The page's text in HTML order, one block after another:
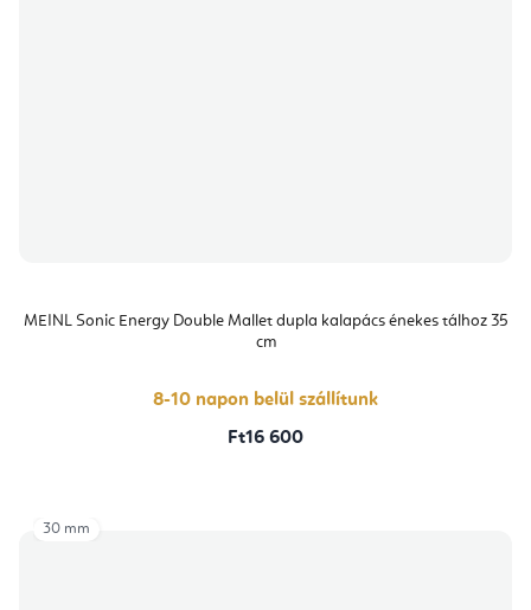
MEINL Sonic Energy Double Mallet dupla kalapács énekes tálhoz 35
cm
8-10 napon belül szállítunk
Ft16 600
30 mm